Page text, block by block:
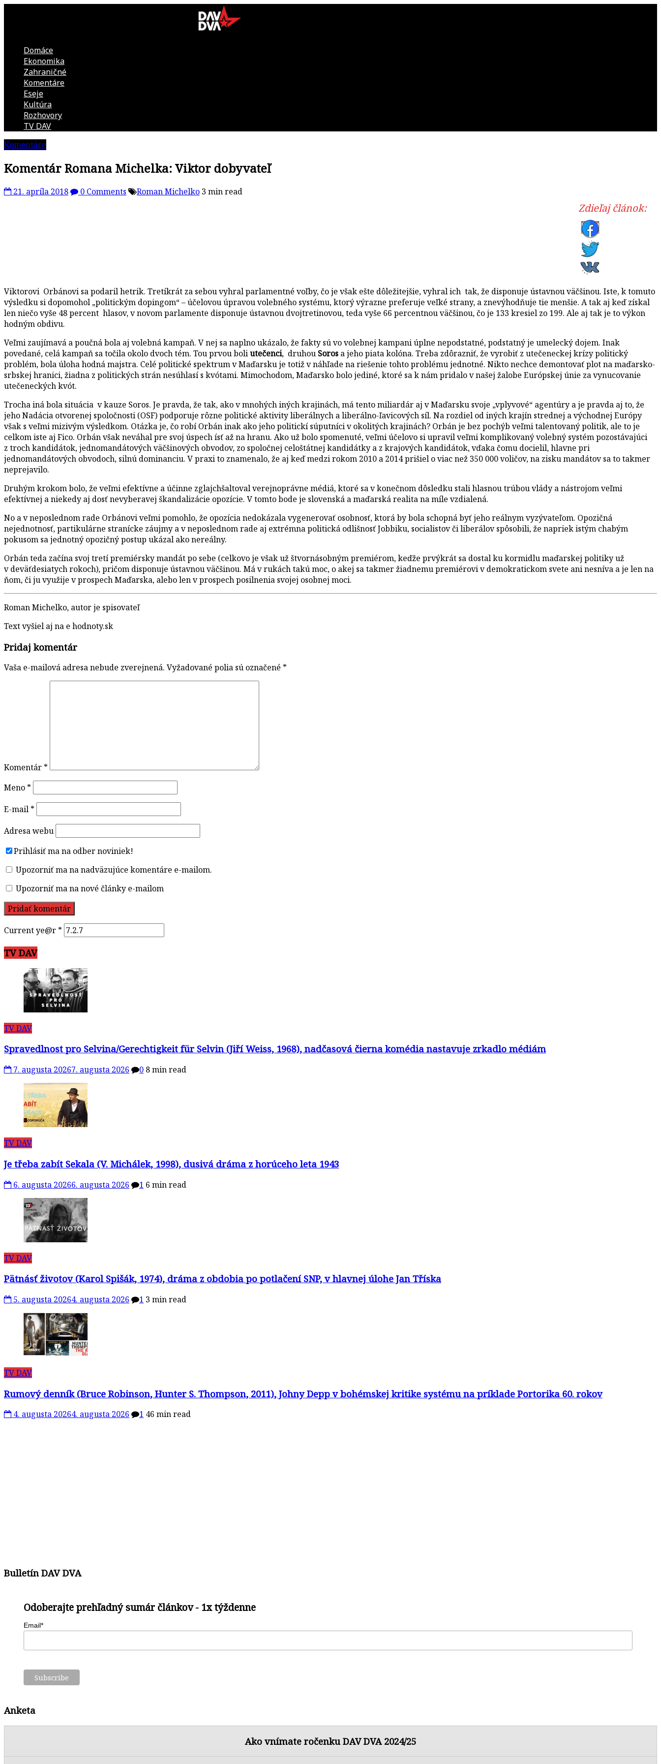
DAV
DVA
kultúrno-
politická
revue
Domáce
Ekonomika
Zahraničné
Komentáre
Eseje
Kultúra
Rozhovory
TV DAV
Komentáre
Komentár Romana Michelka: Viktor dobyvateľ
21. apríla 2018 0 Comments Roman Michelko 3 min read
Zdieľaj článok:
Viktorovi Orbánovi sa podaril hetrik. Tretíkrát za sebou vyhral parlamentné voľby, čo je však ešte dôležitejšie, vyhral ich tak, že disponuje ústavnou väčšinou. Iste, k tomuto
výsledku si dopomohol „politickým dopingom“ – účelovou úpravou volebného systému, ktorý výrazne preferuje veľké strany, a znevýhodňuje tie menšie. A tak aj keď získal
len niečo vyše 48 percent hlasov, v novom parlamente disponuje ústavnou dvojtretinovou, teda vyše 66 percentnou väčšinou, čo je 133 kresiel zo 199. Ale aj tak je to výkon
hodným obdivu.
Veľmi zaujímavá a poučná bola aj volebná kampaň. V nej sa naplno ukázalo, že fakty sú vo volebnej kampani úplne nepodstatné, podstatný je umelecký dojem. Inak
povedané, celá kampaň sa točila okolo dvoch tém. Tou prvou boliutečenci, druhou Soros a jeho piata kolóna. Treba zdôrazniť, že vyrobiť z utečeneckej krízy politický
problém, bola úloha hodná majstra. Celé politické spektrum v Maďarsku je totiž v náhľade na riešenie tohto problému jednotné. Nikto nechce demontovať plot na maďarsko-
srbskej hranici, žiadna z politických strán nesúhlasí s kvótami. Mimochodom, Maďarsko bolo jediné, ktoré sa k nám pridalo v našej žalobe Európskej únie za vynucovanie
utečeneckých kvót.
Trocha iná bola situácia v kauze Soros. Je pravda, že tak, ako v mnohých iných krajinách, má tento miliardár aj v Maďarsku svoje „vplyvové“ agentúry a je pravda aj to, že
jeho Nadácia otvorenej spoločnosti (OSF) podporuje rôzne politické aktivity liberálnych a liberálno-ľavicových síl. Na rozdiel od iných krajín strednej a východnej Európy
však s veľmi mizivým výsledkom. Otázka je, čo robí Orbán inak ako jeho politickí súputníci v okolitých krajinách? Orbán je bez pochýb veľmi talentovaný politik, ale to je
celkom iste aj Fico. Orbán však neváhal pre svoj úspech ísť až na hranu. Ako už bolo spomenuté, veľmi účelovo si upravil veľmi komplikovaný volebný systém pozostávajúci
z troch kandidátok, jednomandátových väčšinových obvodov, zo spoločnej celoštátnej kandidátky a z krajových kandidátok, vďaka čomu docielil, hlavne pri
jednomandátových obvodoch, silnú dominanciu. V praxi to znamenalo, že aj keď medzi rokom 2010 a 2014 prišiel o viac než 350 000 voličov, na zisku mandátov sa to takmer
neprejavilo.
Druhým krokom bolo, že veľmi efektívne a účinne zglajchšaltoval verejnoprávne médiá, ktoré sa v konečnom dôsledku stali hlasnou trúbou vlády a nástrojom veľmi
efektívnej a niekedy aj dosť nevyberavej škandalizácie opozície. V tomto bode je slovenská a maďarská realita na míle vzdialená.
No a v neposlednom rade Orbánovi veľmi pomohlo, že opozícia nedokázala vygenerovať osobnosť, ktorá by bola schopná byť jeho reálnym vyzývateľom. Opozičná
nejednotnosť, partikulárne stranícke záujmy a v neposlednom rade aj extrémna politická odlišnosť Jobbiku, socialistov či liberálov spôsobili, že napriek istým chabým
pokusom sa jednotný opozičný postup ukázal ako nereálny.
Orbán teda začína svoj tretí premiérsky mandát po sebe (celkovo je však už štvornásobným premiérom, keďže prvýkrát sa dostal ku kormidlu maďarskej politiky už
v deväťdesiatych rokoch), pričom disponuje ústavnou väčšinou. Má v rukách takú moc, o akej sa takmer žiadnemu premiérovi v demokratickom svete ani nesníva a je len na
ňom, či ju využije v prospech Maďarska, alebo len v prospech posilnenia svojej osobnej moci.
Roman Michelko, autor je spisovateľ
Text vyšiel aj na e hodnoty.sk
Pridaj komentár
Vaša e-mailová adresa nebude zverejnená. Vyžadované polia sú označené *
Komentár *
Meno *
E-mail *
Adresa webu
Prihlásiť ma na odber noviniek!
Upozorniť ma na nadväzujúce komentáre e-mailom.
Upozorniť ma na nové články e-mailom
Current ye@r *
TV DAV
TV DAV
Spravedlnost pro Selvina/Gerechtigkeit für Selvin (Jiří Weiss, 1968), nadčasová čierna komédia nastavuje zrkadlo médiám
7. augusta 20267. augusta 2026 0 8 min read
TV DAV
Je třeba zabít Sekala (V. Michálek, 1998), dusivá dráma z horúceho leta 1943
6. augusta 20266. augusta 2026 1 6 min read
TV DAV
Pätnásť životov (Karol Spišák, 1974), dráma z obdobia po potlačení SNP, v hlavnej úlohe Jan Tříska
5. augusta 20264. augusta 2026 1 3 min read
TV DAV
Rumový denník (Bruce Robinson, Hunter S. Thompson, 2011), Johny Depp v bohémskej kritike systému na príklade Portorika 60. rokov
4. augusta 20264. augusta 2026 1 46 min read
Bulletín DAV DVA
Odoberajte prehľadný sumár článkov - 1x týždenne
Email*
Anketa
Ako vnímate ročenku DAV DVA 2024/25